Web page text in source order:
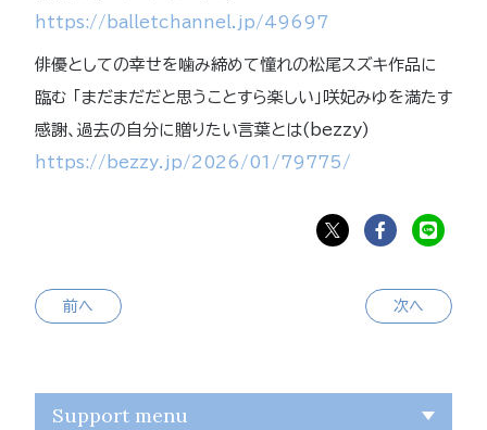
https://balletchannel.jp/49697
俳優としての幸せを噛み締めて憧れの松尾スズキ作品に
臨む 「まだまだだと思うことすら楽しい」咲妃みゆを満たす
感謝、過去の自分に贈りたい言葉とは(bezzy)
https://bezzy.jp/2026/01/79775/
前へ 次へ
Support menu